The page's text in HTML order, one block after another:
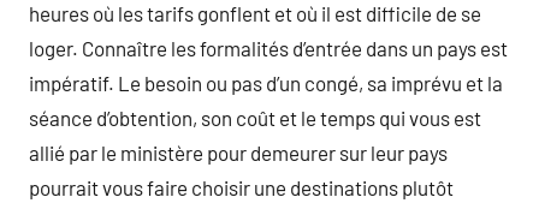
heures où les tarifs gonflent et où il est difficile de se
loger. Connaître les formalités d’entrée dans un pays est
impératif. Le besoin ou pas d’un congé, sa imprévu et la
séance d’obtention, son coût et le temps qui vous est
allié par le ministère pour demeurer sur leur pays
pourrait vous faire choisir une destinations plutôt